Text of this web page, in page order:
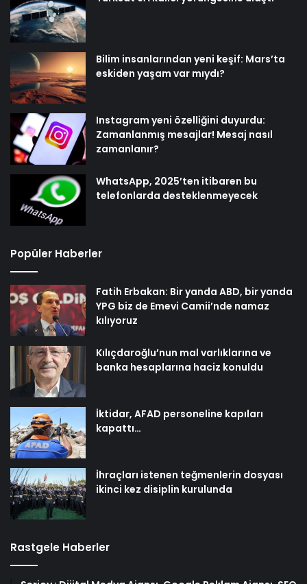
Bilim insanlarından yeni keşif: Mars’ta
eskiden yaşam var mıydı?
Instagram yeni özelliğini duyurdu:
Zamanlanmış mesajlar! Mesaj nasıl
zamanlanır?
WhatsApp, 2025’ten itibaren bu
telefonlarda desteklenmeyecek
Popüler Haberler
Fatih Erbakan: Bir yanda ABD, bir yanda
YPG biz de Emevi Camii’nde namaz
kılıyoruz
Kılıçdaroğlu’nun mal varlıklarına ve
banka hesaplarına haciz konuldu
İktidar, AFAD personeline kapıları
kapattı…
İhraçları istenen teğmenlerin dosyası
ikinci kez disiplin kurulunda
Rastgele Haberler